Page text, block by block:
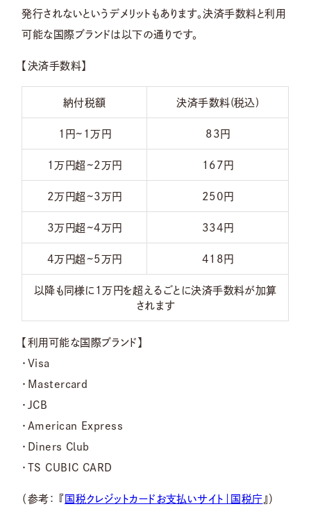
発行されないというデメリットもあります。決済手数料と利用
可能な国際ブランドは以下の通りです。
【決済手数料】
納付税額 決済手数料(税込)
1円~1万円 83円
1万円超~2万円 167円
2万円超~3万円 250円
3万円超~4万円 334円
4万円超~5万円 418円
以降も同様に1万円を超えるごとに決済手数料が加算
されます
【利用可能な国際ブランド】
・Visa
・Mastercard
・JCB
・American Express
・Diners Club
・TS CUBIC CARD
（参考： 『国税クレジットカードお支払いサイト｜国税庁 』）